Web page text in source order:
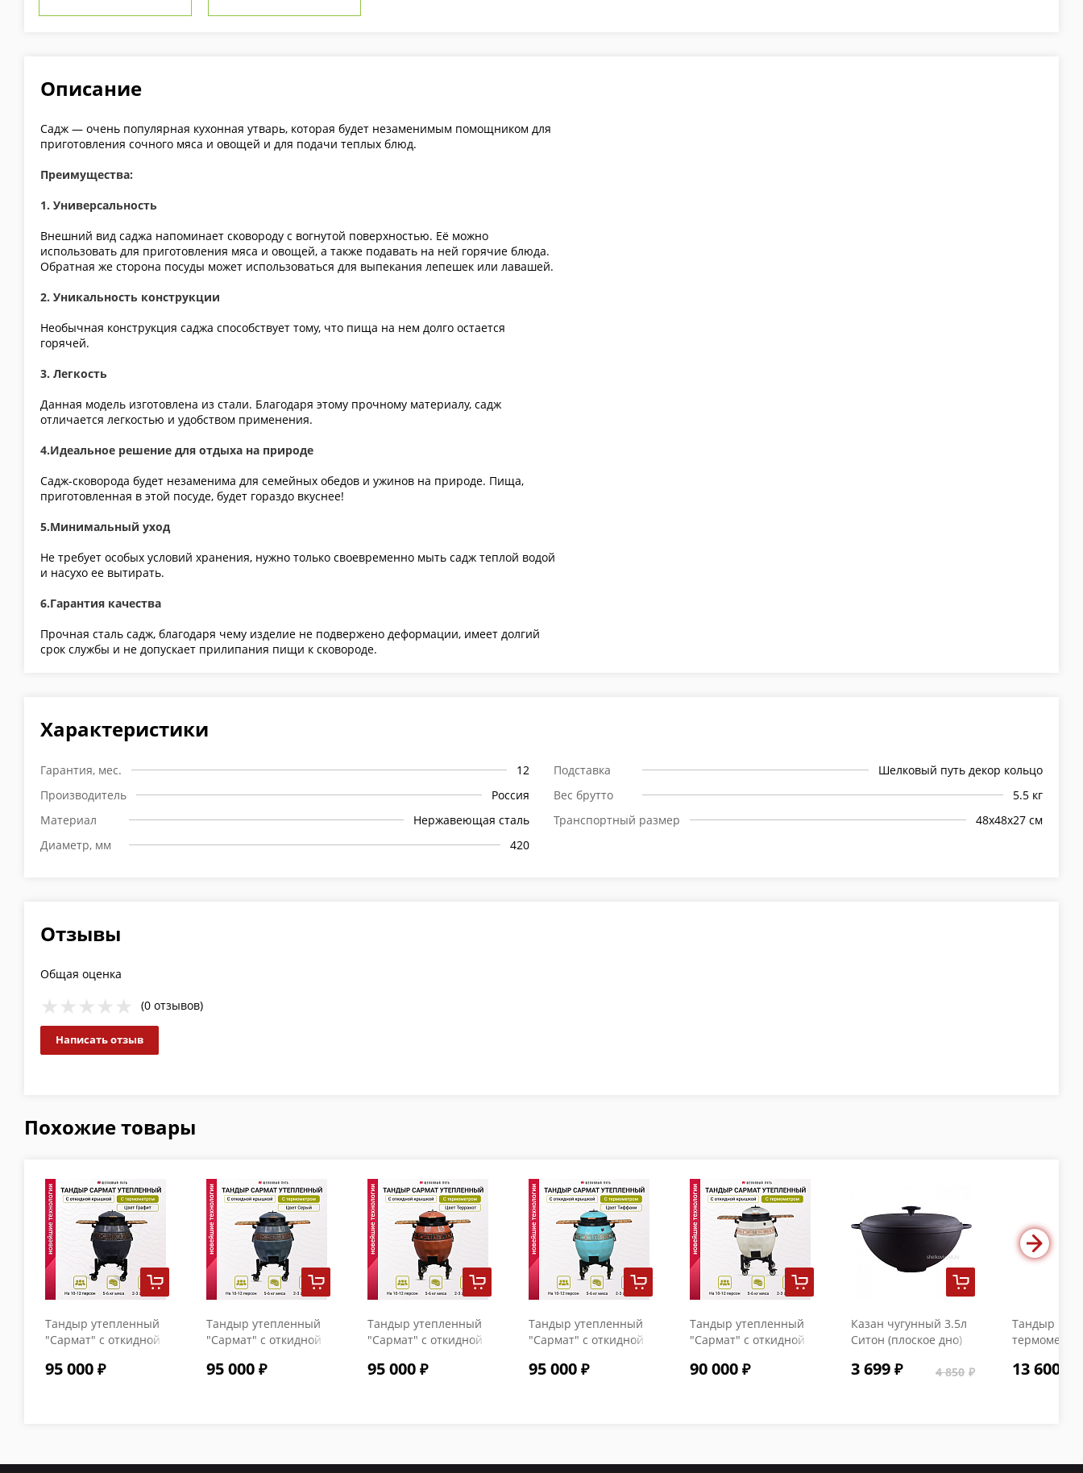
Описание
Садж — очень популярная кухонная утварь, которая будет незаменимым помощником для
приготовления сочного мяса и овощей и для подачи теплых блюд.
Преимущества:
1. Универсальность
Внешний вид саджа напоминает сковороду с вогнутой поверхностью. Её можно
использовать для приготовления мяса и овощей, а также подавать на ней горячие блюда.
Обратная же сторона посуды может использоваться для выпекания лепешек или лавашей.
2. Уникальность конструкции
Необычная конструкция саджа способствует тому, что пища на нем долго остается
горячей.
3. Легкость
Данная модель изготовлена из стали. Благодаря этому прочному материалу, садж
отличается легкостью и удобством применения.
4.Идеальное решение для отдыха на природе
Садж-сковорода будет незаменима для семейных обедов и ужинов на природе. Пища,
приготовленная в этой посуде, будет гораздо вкуснее!
5.Минимальный уход
Не требует особых условий хранения, нужно только своевременно мыть садж теплой водой
и насухо ее вытирать.
6.Гарантия качества
Прочная сталь садж, благодаря чему изделие не подвержено деформации, имеет долгий
срок службы и не допускает прилипания пищи к сковороде.
Характеристики
Гарантия, мес.
12
Производитель
Россия
Материал
Нержавеющая сталь
Диаметр, мм
420
Подставка
Шелковый путь декор кольцо
Вес брутто
5.5 кг
Транспортный размер
48х48х27 см
Отзывы
Общая оценка
(0 отзывов)
Написать отзыв
Похожие товары
Тандыр утепленный
"Сармат" с откидной
термометром цвет
95 000
Тандыр утепленный
"Сармат" с откидной
термометром цвет
95 000
Тандыр утепленный
"Сармат" с откидной
термометром цвет
95 000
Тандыр утепленный
"Сармат" с откидной
термометром цвет
95 000
Тандыр утепленный
"Сармат" с откидной
термометром
90 000
Казан чугунный 3.5л
Ситон (плоское дно)
3 699 4 850
Тандыр
13 600